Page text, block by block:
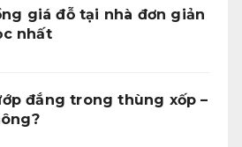
giá đỗ tại nhà đơn giản
nhất
đắng trong thùng xốp –